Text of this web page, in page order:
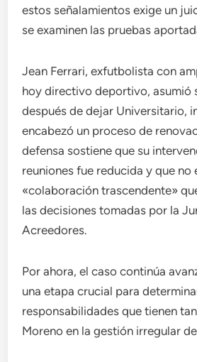
estos señalamientos exige un
se examinen las pruebas
Jean Ferrari, exfutbolista con
hoy directivo deportivo, asumió
después de dejar Universitario,
encabezó un proceso de
defensa sostiene que su
reuniones fue reducida y que no
«colaboración trascendente»
las decisiones tomadas por la
Acreedores.
Por ahora, el caso continúa
una etapa crucial para
responsabilidades que tienen
Moreno en la gestión irregular